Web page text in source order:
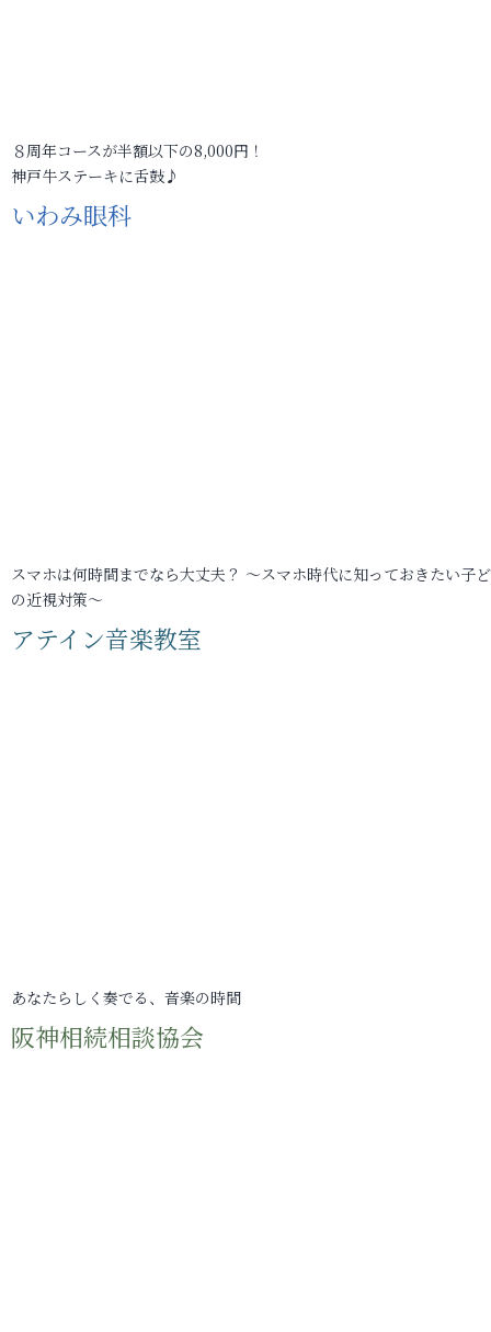
８周年コースが半額以下の8,000円！
神戸牛ステーキに舌鼓♪
いわみ眼科
スマホは何時間までなら大丈夫？ ～スマホ時代に知っておきたい子
の近視対策～
アテイン音楽教室
あなたらしく奏でる、音楽の時間
阪神相続相談協会